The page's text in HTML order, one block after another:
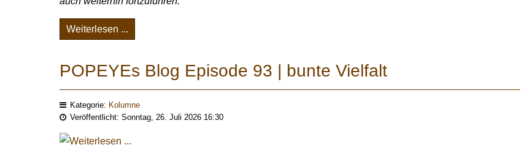
Weiterlesen ...
POPEYEs Blog Episode 93 | bunte Vielfalt
Kategorie: Kolumne
Veröffentlicht: Sonntag, 26. Juli 2026 16:30